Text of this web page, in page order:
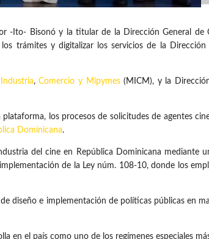
Ito- Bisonó y la titular de la Dirección General de
trámites y digitalizar los servicios de la Dirección
Industria,Comercio y Mipymes(MICM), y la
los procesos de solicitudes de agentes
Dominicana.
del cine en República Dominicana mediante
de la Ley núm. 108-10, donde los
diseño e implementación de políticas públicas en
en el país como uno de los regímenes especiales